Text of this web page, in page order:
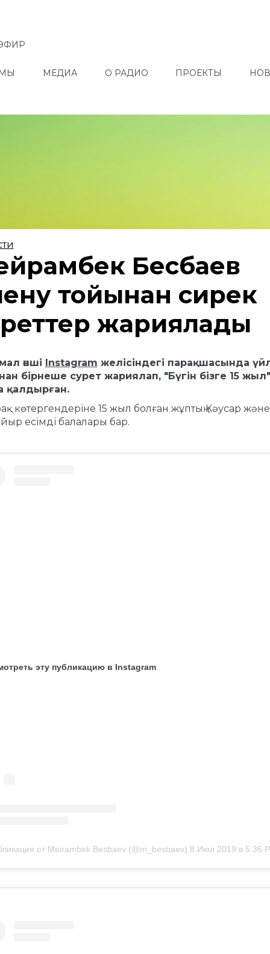
МЕДИА О РАДИО ПРОЕКТЫ
Бесбаев
тойынан сирек
жариялады
әнші Instagram желісіндегі парақшасында
бірнеше сурет жариялап, "Бүгін бізге 15
қалдырған.
көтергендеріне 15 жыл болған жұптың Кәусар және
есімді балалары бар.
эту публикацию в Instagram
от Meirambek Besbaev (@m_besbaev) 8 Июл 2019 в 5:36